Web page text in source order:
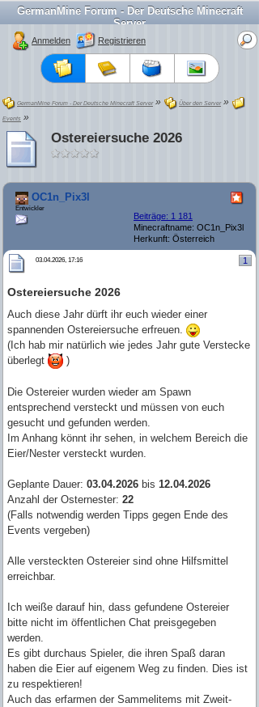
GermanMine Forum - Der Deutsche Minecraft
Server
Anmelden Registrieren
GermanMine Forum - Der Deutsche Minecraft Server» Über den Server»
Events »
Ostereiersuche 2026
OC1n_Pix3l
Entwickler
Beiträge: 1 181
Minecraftname: OC1n_Pix3l
Herkunft: Österreich
1
03.04.2026, 17:16
Ostereiersuche 2026
Auch diese Jahr dürft ihr euch wieder einer
spannenden Ostereiersuche erfreuen.
(Ich hab mir natürlich wie jedes Jahr gute Verstecke
überlegt
)
Die Ostereier wurden wieder am Spawn
entsprechend versteckt und müssen von euch
gesucht und gefunden werden.
Im Anhang könnt ihr sehen, in welchem Bereich die
Eier/Nester versteckt wurden.
Geplante Dauer: 03.04.2026 bis 12.04.2026
Anzahl der Osternester: 22
(Falls notwendig werden Tipps gegen Ende des
Events vergeben)
Alle versteckten Ostereier sind ohne Hilfsmittel
erreichbar.
Ich weiße darauf hin, dass gefundene Ostereier
bitte nicht im öffentlichen Chat preisgegeben
werden.
Es gibt durchaus Spieler, die ihren Spaß daran
haben die Eier auf eigenem Weg zu finden. Dies ist
zu respektieren!
Auch das erfarmen der Sammelitems mit Zweit-